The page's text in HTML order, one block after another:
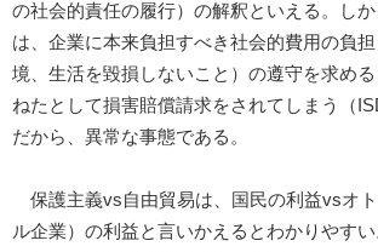
の社会的責任の履行）の解釈といえる。し
は、企業に本来負担すべき社会的費用の負
境、生活を毀損しないこと）の遵守を求め
ねたとして損害賠償請求をされてしまう（
だから、異常な事態である。
保護主義vs自由貿易は、国民の利益vsオ
ル企業）の利益と言いかえるとわかりやす